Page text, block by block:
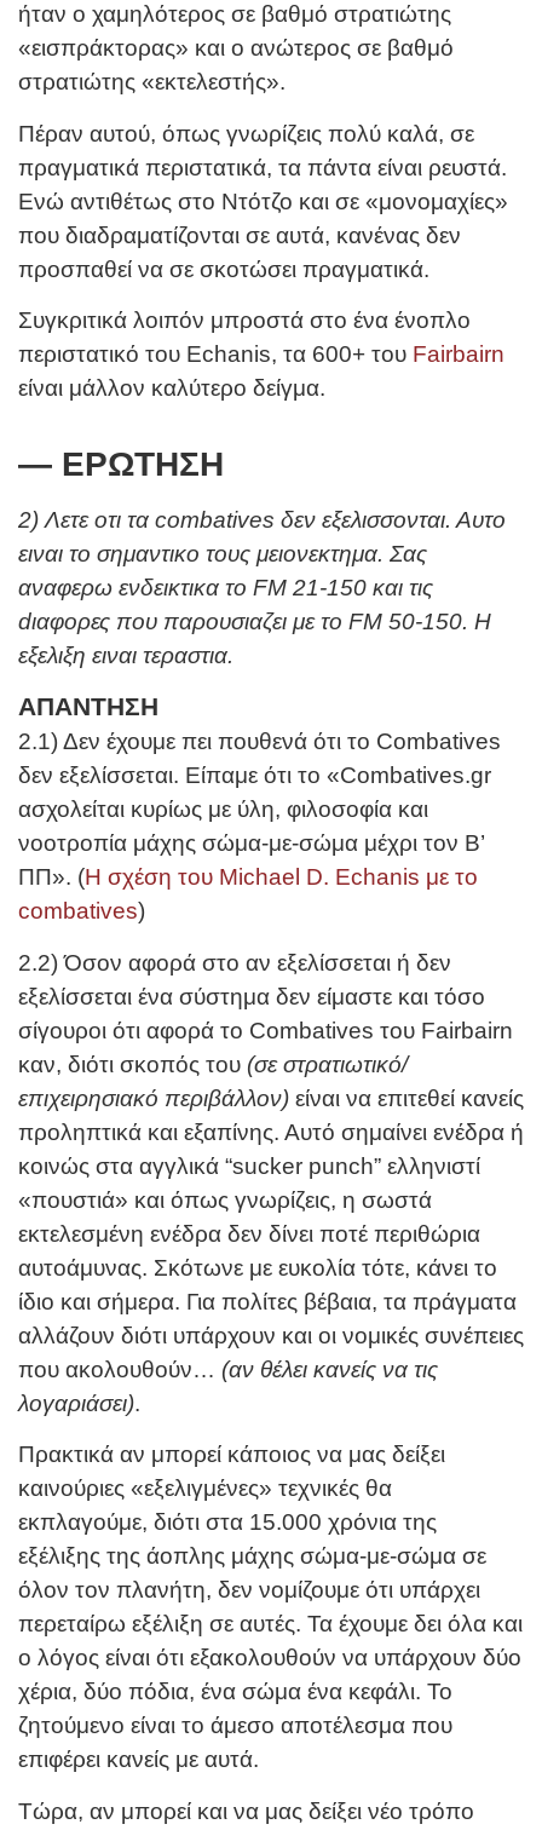
ήταν ο χαμηλότερος σε βαθμό στρατιώτης
«εισπράκτορας» και ο ανώτερος σε βαθμό
στρατιώτης «εκτελεστής».
Πέραν αυτού, όπως γνωρίζεις πολύ καλά, σε
πραγματικά περιστατικά, τα πάντα είναι ρευστά.
Ενώ αντιθέτως στο Ντότζο και σε «μονομαχίες»
που διαδραματίζονται σε αυτά, κανένας δεν
προσπαθεί να σε σκοτώσει πραγματικά.
Συγκριτικά λοιπόν μπροστά στο ένα ένοπλο
περιστατικό του Echanis, τα 600+ του Fairbairn
είναι μάλλον καλύτερο δείγμα.
— ΕΡΩΤΗΣΗ
2) Λετε οτι τα combatives δεν εξελισσονται. Αυτο
ειναι το σημαντικο τους μειονεκτημα. Σας
αναφερω ενδεικτικα το FM 21-150 και τις
dιαφορες που παρουσιαζει με το FM 50-150. Η
εξελιξη ειναι τεραστια.
ΑΠΑΝΤΗΣΗ
2.1) Δεν έχουμε πει πουθενά ότι το Combatives
δεν εξελίσσεται. Είπαμε ότι το «Combatives.gr
ασχολείται κυρίως με ύλη, φιλοσοφία και
νοοτροπία μάχης σώμα-με-σώμα μέχρι τον Β’
ΠΠ». (Η σχέση του Michael D. Echanis με το
combatives)
2.2) Όσον αφορά στο αν εξελίσσεται ή δεν
εξελίσσεται ένα σύστημα δεν είμαστε και τόσο
σίγουροι ότι αφορά το Combatives του Fairbairn
καν, διότι σκοπός του (σε στρατιωτικό/
επιχειρησιακό περιβάλλον) είναι να επιτεθεί κανείς
προληπτικά και εξαπίνης. Αυτό σημαίνει ενέδρα ή
κοινώς στα αγγλικά “sucker punch” ελληνιστί
«πουστιά» και όπως γνωρίζεις, η σωστά
εκτελεσμένη ενέδρα δεν δίνει ποτέ περιθώρια
αυτοάμυνας. Σκότωνε με ευκολία τότε, κάνει το
ίδιο και σήμερα. Για πολίτες βέβαια, τα πράγματα
αλλάζουν διότι υπάρχουν και οι νομικές συνέπειες
που ακολουθούν… (αν θέλει κανείς να τις
λογαριάσει).
Πρακτικά αν μπορεί κάποιος να μας δείξει
καινούριες «εξελιγμένες» τεχνικές θα
εκπλαγούμε, διότι στα 15.000 χρόνια της
εξέλιξης της άοπλης μάχης σώμα-με-σώμα σε
όλον τον πλανήτη, δεν νομίζουμε ότι υπάρχει
περεταίρω εξέλιξη σε αυτές. Τα έχουμε δει όλα και
ο λόγος είναι ότι εξακολουθούν να υπάρχουν δύο
χέρια, δύο πόδια, ένα σώμα ένα κεφάλι. Το
ζητούμενο είναι το άμεσο αποτέλεσμα που
επιφέρει κανείς με αυτά.
Τώρα, αν μπορεί και να μας δείξει νέο τρόπο